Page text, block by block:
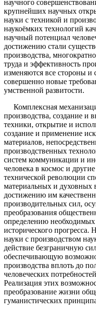
научного
крупнейших научных
науки с техникой и
наукоёмких технологий
научный потенциал
достижению стали
производства,
труда и эффективность
изменяются все стороны и
совершенно новые
умственной развитости.
Комплексная
производства, создание и
техники, открытие и
создание и применение
материалов,
производственных
систем коммуникации и
человека в космос и
технической революции
материальных и духовных
достижению им
производительных сил,
преобразования
определению
исторического
науки с производством
действие безграничную
обеспечивающую
производства вплоть до
человеческих
Реализация этих
преобразование жизни
гуманистических